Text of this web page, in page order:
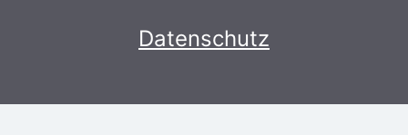
Datenschutz